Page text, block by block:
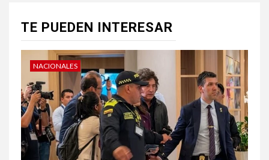
TE PUEDEN INTERESAR
NACIONALES